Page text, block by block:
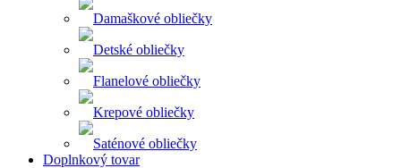
Damaškové obliečky
Detské obliečky
Flanelové obliečky
Krepové obliečky
Saténové obliečky
Doplnkový tovar